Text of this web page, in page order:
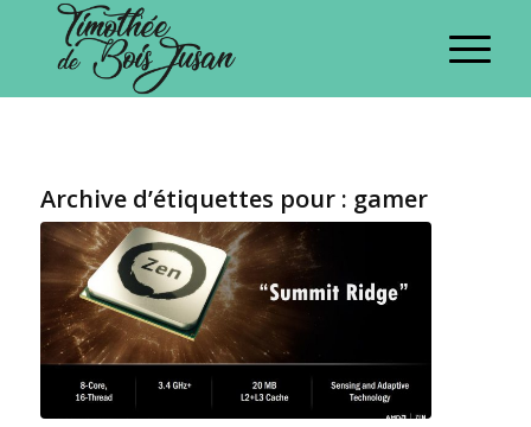
Archive d’étiquettes pour : gamer